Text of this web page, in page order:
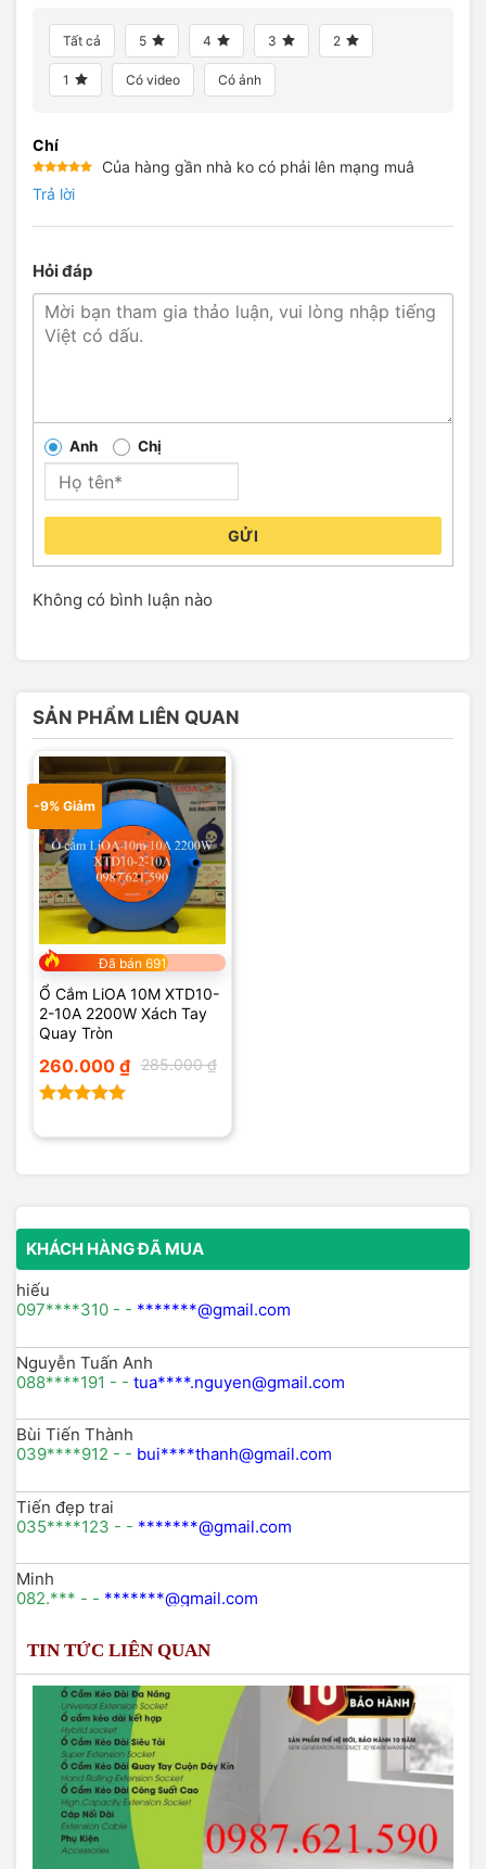
Tất cả 5 4 3 2
1 Có video Có ảnh
Chí
hạng55
Của hàng gần nhà ko có phải lên mạng muâ
Trả lời
Hỏi đáp
Anh Chị
GỬI
Không có bình luận nào
SẢN PHẨM LIÊN QUAN
-9% Giảm
Đã bán 691
Ổ Cắm LiOA 10M XTD10-
2-10A 2200W Xách Tay
Quay Tròn
hạng5.00
285.000₫
Giá
gốc
là:
285.000 ₫.
260.000 ₫
Giá
hiện
tại
là:
KHÁCH HÀNG ĐÃ MUA
hiếu
097****310 - - *******@gmail.com
Nguyễn Tuấn Anh
088****191 - - tua****.nguyen@gmail.com
Bùi Tiến Thành
039****912 - - bui****thanh@gmail.com
Tiến đẹp trai
035****123 - - *******@gmail.com
Minh
082.*** - - *******@gmail.com
Lê thị nhung
098xxx746 -lenhungxxxx@gmail.com
TIN TỨC LIÊN QUAN